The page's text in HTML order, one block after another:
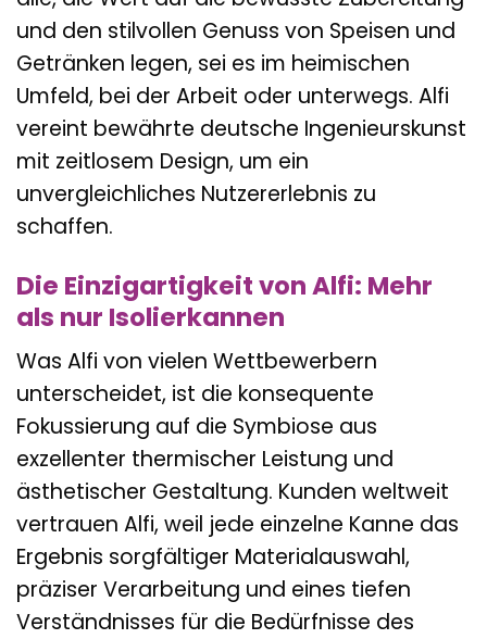
und den stilvollen Genuss von Speisen und
Getränken legen, sei es im heimischen
Umfeld, bei der Arbeit oder unterwegs. Alfi
vereint bewährte deutsche Ingenieurskunst
mit zeitlosem Design, um ein
unvergleichliches Nutzererlebnis zu
schaffen.
Die Einzigartigkeit von Alfi: Mehr
als nur Isolierkannen
Was Alfi von vielen Wettbewerbern
unterscheidet, ist die konsequente
Fokussierung auf die Symbiose aus
exzellenter thermischer Leistung und
ästhetischer Gestaltung. Kunden weltweit
vertrauen Alfi, weil jede einzelne Kanne das
Ergebnis sorgfältiger Materialauswahl,
präziser Verarbeitung und eines tiefen
Verständnisses für die Bedürfnisse des